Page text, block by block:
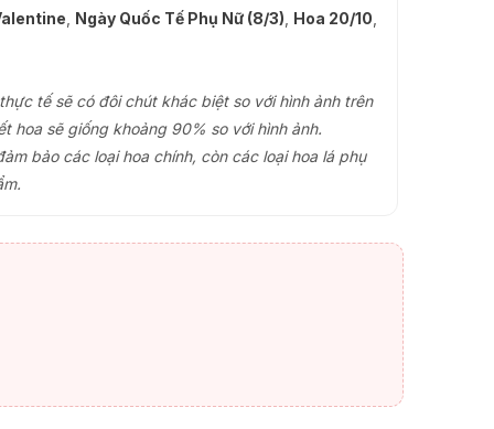
Ngày Quốc Tế Phụ Nữ (8/3) Hoa 20/10
tế sẽ có đôi chút khác biệt so với hình ảnh trên
hoa sẽ giống khoảng 90% so với hình ảnh.
bảo các loại hoa chính, còn các loại hoa lá phụ